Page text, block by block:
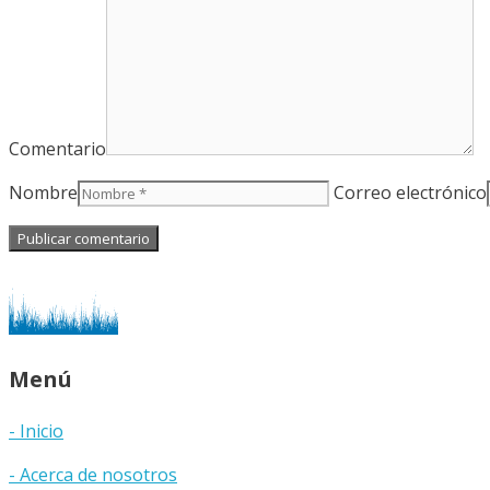
Comentario
Nombre
Correo electrónico
Menú
- Inicio
- Acerca de nosotros